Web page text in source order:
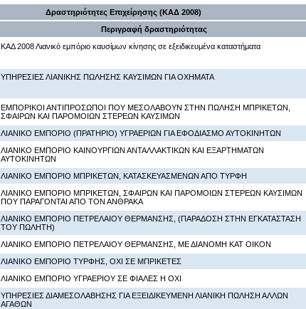
Δραστηριότητες Επιχείρησης (ΚΑΔ 2008)
Περιγραφή δραστηριότητας
ΚΑΔ 2008 Λιανικό εμπόριο καυσίμων κίνησης σε εξειδικευμένα καταστήματα
ΥΠΗΡΕΣΙΕΣ ΛΙΑΝΙΚΗΣ ΠΩΛΗΣΗΣ ΚΑΥΣΙΜΩΝ ΓΙΑ ΟΧΗΜΑΤΑ
ΕΜΠΟΡΙΚΟΙ ΑΝΤΙΠΡΟΣΩΠΟΙ ΠΟΥ ΜΕΣΟΛΑΒΟΥΝ ΣΤΗΝ ΠΩΛΗΣΗ ΜΠΡΙΚΕΤΩΝ,
ΣΦΑΙΡΩΝ ΚΑΙ ΠΑΡΟΜΟΙΩΝ ΣΤΕΡΕΩΝ ΚΑΥΣΙΜΩΝ
ΛΙΑΝΙΚΟ ΕΜΠΟΡΙΟ (ΠΡΑΤΗΡΙΟ) ΥΓΡΑΕΡΙΩΝ ΓΙΑ ΕΦΟΔΙΑΣΜΟ ΑΥΤΟΚΙΝΗΤΩΝ
ΛΙΑΝΙΚΟ ΕΜΠΟΡΙΟ ΚΑΙΝΟΥΡΓΙΩΝ ΑΝΤΑΛΛΑΚΤΙΚΩΝ ΚΑΙ ΕΞΑΡΤΗΜΑΤΩΝ
ΑΥΤΟΚΙΝΗΤΩΝ
ΛΙΑΝΙΚΟ ΕΜΠΟΡΙΟ ΜΠΡΙΚΕΤΩΝ, ΚΑΤΑΣΚΕΥΑΣΜΕΝΩΝ ΑΠΟ ΤΥΡΦΗ
ΛΙΑΝΙΚΟ ΕΜΠΟΡΙΟ ΜΠΡΙΚΕΤΩΝ, ΣΦΑΙΡΩΝ ΚΑΙ ΠΑΡΟΜΟΙΩΝ ΣΤΕΡΕΩΝ ΚΑΥΣΙΜΩΝ
ΠΟΥ ΠΑΡΑΓΟΝΤΑΙ ΑΠΟ ΤΟΝ ΑΝΘΡΑΚΑ
ΛΙΑΝΙΚΟ ΕΜΠΟΡΙΟ ΠΕΤΡΕΛΑΙΟΥ ΘΕΡΜΑΝΣΗΣ, (ΠΑΡΑΔΟΣΗ ΣΤΗΝ ΕΓΚΑΤΑΣΤΑΣΗ
ΤΟΥ ΠΩΛΗΤΗ)
ΛΙΑΝΙΚΟ ΕΜΠΟΡΙΟ ΠΕΤΡΕΛΑΙΟΥ ΘΕΡΜΑΝΣΗΣ, ΜΕ ΔΙΑΝΟΜΗ ΚΑΤ ΟΙΚΟΝ
ΛΙΑΝΙΚΟ ΕΜΠΟΡΙΟ ΤΥΡΦΗΣ, ΟΧΙ ΣΕ ΜΠΡΙΚΕΤΕΣ
ΛΙΑΝΙΚΟ ΕΜΠΟΡΙΟ ΥΓΡΑΕΡΙΟΥ ΣΕ ΦΙΑΛΕΣ Η ΟΧΙ
ΥΠΗΡΕΣΙΕΣ ΔΙΑΜΕΣΟΛΑΒΗΣΗΣ ΓΙΑ ΕΞΕΙΔΙΚΕΥΜΕΝΗ ΛΙΑΝΙΚΗ ΠΩΛΗΣΗ ΑΛΛΩΝ
ΑΓΑΘΩΝ